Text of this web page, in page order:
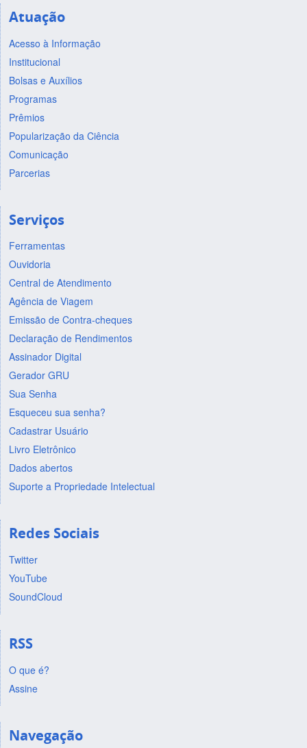
Atuação
Acesso à Informação
Institucional
Bolsas e Auxílios
Programas
Prêmios
Popularização da Ciência
Comunicação
Parcerias
Serviços
Ferramentas
Ouvidoria
Central de Atendimento
Agência de Viagem
Emissão de Contra-cheques
Declaração de Rendimentos
Assinador Digital
Gerador GRU
Sua Senha
Esqueceu sua senha?
Cadastrar Usuário
Livro Eletrônico
Dados abertos
Suporte a Propriedade Intelectual
Redes Sociais
Twitter
YouTube
SoundCloud
RSS
O que é?
Assine
Navegação